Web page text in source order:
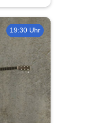
19:30 Uhr